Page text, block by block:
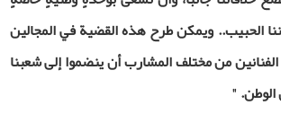
الحبيب.. ويمكن طرح هذه القضية في المجالين
الفنانين من مختلف المشارب أن ينضموا إلى شعبنا
"